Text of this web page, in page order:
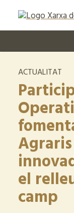
ACTUALITAT
el
camp